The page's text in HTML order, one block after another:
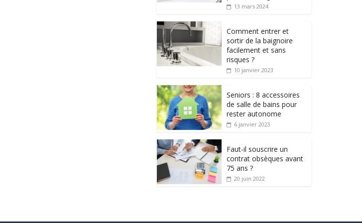
13 mars 2024
Comment entrer et
sortir de la baignoire
facilement et sans
risques ?
10 janvier 2023
Seniors : 8 accessoires
de salle de bains pour
rester autonome
6 janvier 2023
Faut-il souscrire un
contrat obsèques avant
75 ans ?
20 juin 2022